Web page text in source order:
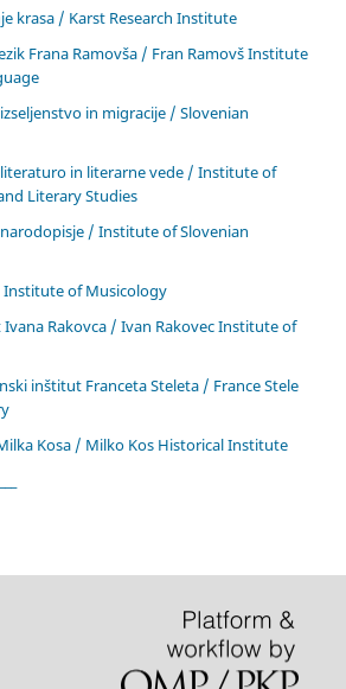
krasa / Karst Research Institute
Frana Ramovša / Fran Ramovš Institute
in migracije / Slovenian
in literarne vede / Institute of
Literary Studies
/ Institute of Slovenian
of Musicology
Rakovca / Ivan Rakovec Institute of
inštitut Franceta Steleta / France Stele
Kosa / Milko Kos Historical Institute